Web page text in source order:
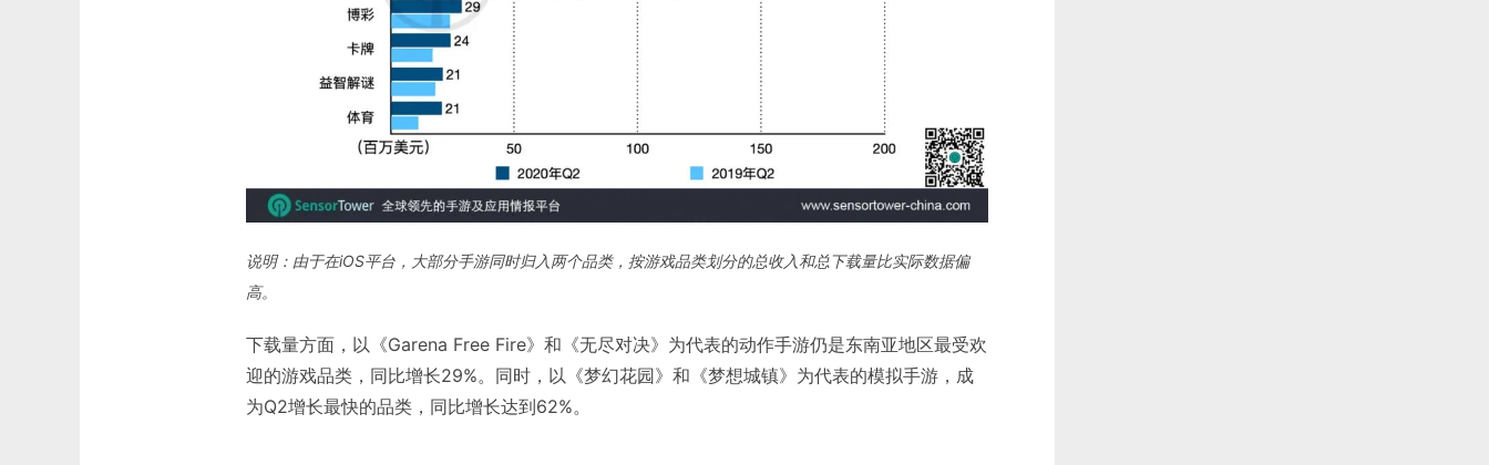
说明：由于在iOS平台，大部分手游同时归入两个品类，按游戏品类划分的总收入和总下载量比实际数据偏
高。
下载量方面，以《Garena Free Fire》和《无尽对决》为代表的动作手游仍是东南亚地区最受欢
迎的游戏品类，同比增长29%。同时，以《梦幻花园》和《梦想城镇》为代表的模拟手游，成
为Q2增长最快的品类，同比增长达到62%。